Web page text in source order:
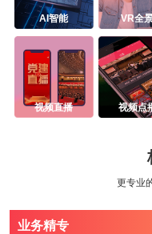
AI智能 VR全
视频直播 视频点
更专业
业务精专